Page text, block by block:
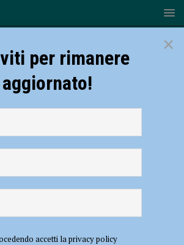
storica per la nostra città – IL RACCONTO
×
per rimanere
aggiornato!
accetti la privacy policy